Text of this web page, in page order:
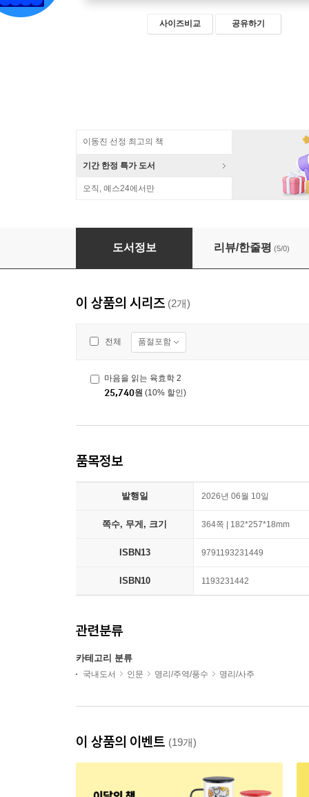
사이즈비교 공유하기
이동진 선정 최고의 책
기간 한정 특가 도서
오직, 예스24에서만
마음을 읽는 육효학 1
도서정보 리뷰/한줄평 (5/0)
이 상품의 시리즈 (2개)
전체 품절포함
마음을 읽는 육효학 2
25,740원 (10% 할인)
품목정보
발행일 2026년 06월 10일
쪽수, 무게, 크기 364쪽 | 182*257*18mm
ISBN13 9791193231449
ISBN10 1193231442
관련분류
카테고리 분류
국내도서 인문 명리/주역/풍수 명리/사주
이 상품의 이벤트 (19개)